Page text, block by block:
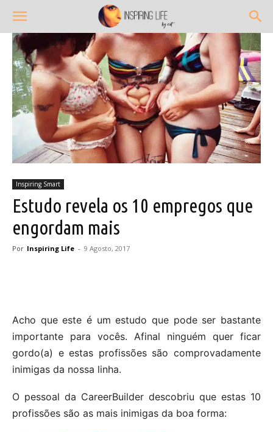
Inspiring Smart
Estudo revela os 10 empregos que
engordam mais
Por Inspiring Life - 9 Agosto, 2017
Acho que este é um estudo que pode ser bastante
importante para vocês. Afinal ninguém quer ficar
gordo(a) e estas profissões são comprovadamente
inimigas da nossa linha.
O pessoal da CareerBuilder descobriu que estas 10
profissões são as mais inimigas da boa forma: